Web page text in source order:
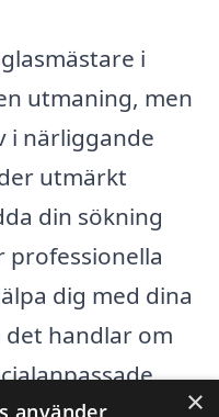
i
utmaning, men
i närliggande
utmärkt
din sökning
professionella
dig med dina
handlar om
×
använder